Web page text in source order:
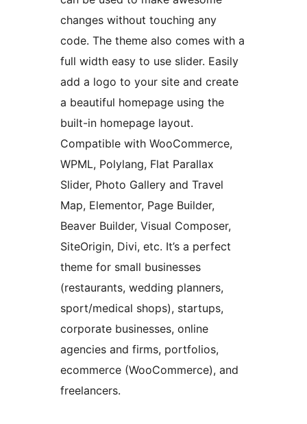
changes without touching any
code. The theme also comes with a
full width easy to use slider. Easily
add a logo to your site and create
a beautiful homepage using the
built-in homepage layout.
Compatible with WooCommerce,
WPML, Polylang, Flat Parallax
Slider, Photo Gallery and Travel
Map, Elementor, Page Builder,
Beaver Builder, Visual Composer,
SiteOrigin, Divi, etc. It’s a perfect
theme for small businesses
(restaurants, wedding planners,
sport/medical shops), startups,
corporate businesses, online
agencies and firms, portfolios,
ecommerce (WooCommerce), and
freelancers.